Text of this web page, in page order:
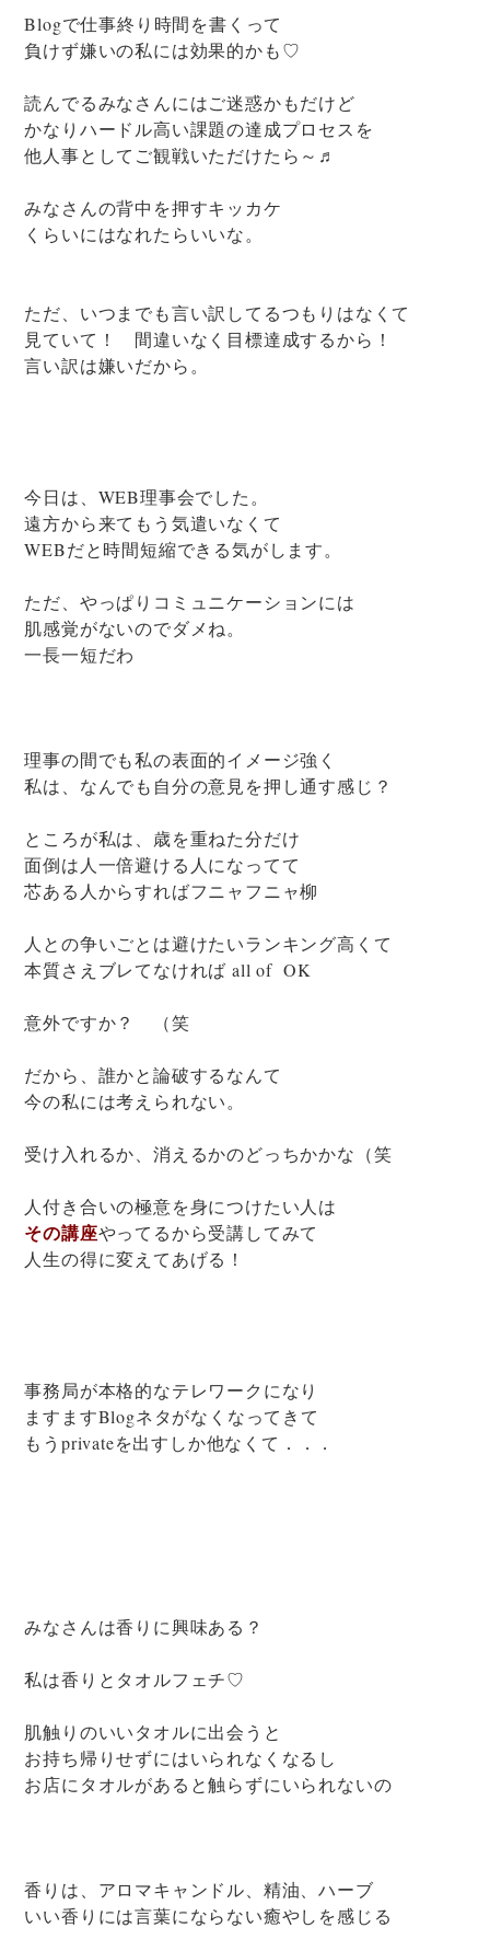
Blogで仕事終り時間を書くって
負けず嫌いの私には効果的かも♡
読んでるみなさんにはご迷惑かもだけど
かなりハードル高い課題の達成プロセスを
他人事としてご観戦いただけたら～♬
みなさんの背中を押すキッカケ
くらいにはなれたらいいな。
ただ、いつまでも言い訳してるつもりはなくて
見ていて！ 間違いなく目標達成するから！
言い訳は嫌いだから。
今日は、WEB理事会でした。
遠方から来てもう気遣いなくて
WEBだと時間短縮できる気がします。
ただ、やっぱりコミュニケーションには
肌感覚がないのでダメね。
一長一短だわ
理事の間でも私の表面的イメージ強く
私は、なんでも自分の意見を押し通す感じ？
ところが私は、歳を重ねた分だけ
面倒は人一倍避ける人になってて
芯ある人からすればフニャフニャ柳
人との争いごとは避けたいランキング高くて
本質さえブレてなければ all of OK
意外ですか？ （笑
だから、誰かと論破するなんて
今の私には考えられない。
受け入れるか、消えるかのどっちかかな（笑
人付き合いの極意を身につけたい人は
その講座やってるから受講してみて
人生の得に変えてあげる！
事務局が本格的なテレワークになり
ますますBlogネタがなくなってきて
もうprivateを出すしか他なくて．．．
みなさんは香りに興味ある？
私は香りとタオルフェチ♡
肌触りのいいタオルに出会うと
お持ち帰りせずにはいられなくなるし
お店にタオルがあると触らずにいられないの
香りは、アロマキャンドル、精油、ハーブ
いい香りには言葉にならない癒やしを感じる